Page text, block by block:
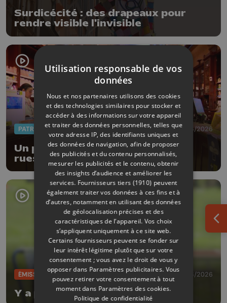
Surdicécité : des drapeaux pour
rendre visible l'invisible
PATRIMOINE 18/06/2026
Un parcours thématique dans les
rues de la Ville de Liège
ÉMISSIONS 17/06/2026
Y a pas de planète B
Utilisation responsable de vos
données
Nous et nos partenaires utilisons des cookies
et des technologies similaires pour stocker et
accéder à des informations sur votre appareil
et traiter des données personnelles, telles que
votre adresse IP, des identifiants uniques et
des données de navigation, afin de proposer
des publicités et du contenu personnalisés,
mesurer les publicités et le contenu, obtenir
des insights d’audience et améliorer les
services. Fournisseurs tiers (1910) peuvent
également traiter vos données à ces fins et à
d’autres, notamment en utilisant des données
de géolocalisation précises et des
caractéristiques de l’appareil. Vos choix
s’appliquent uniquement à ce site web.
Certains fournisseurs peuvent se fonder sur
leur intérêt légitime plutôt que sur votre
consentement ; vous avez le droit de vous y
opposer dans Paramètres publicitaires. Vous
pouvez retirer votre consentement à tout
moment dans Paramètres des cookies.
Politique de confidentialité